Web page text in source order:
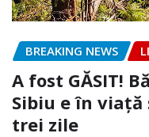
BREAKING NEWS
A fost GĂSIT!
Sibiu e în
trei zile